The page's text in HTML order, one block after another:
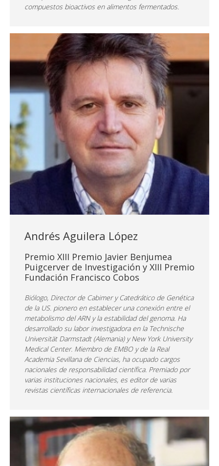
compuestos bioactivos en alimentos fermentados.
Andrés Aguilera López
Premio XIII Premio Javier Benjumea
Puigcerver de Investigación y XIII Premio
Fundación Francisco Cobos
Biólogo, Director de Cabimer y Catedrático de Genética
de la US. pionero en establecer una conexión entre el
metabolismo del ARN y la estabilidad del genoma. Ha
desarrollado su labor investigadora en la Technische
Universität Darmstadt (Alemania) y New York University
Medical Center. Miembro de EMBO y de la Real
Academia Sevillana de Ciencias, ha ocupado cargos
nacionales de responsabilidad científica. Premiado por
varias instituciones nacionales, es editor de varias
revistas científicas internacionales de referencia.